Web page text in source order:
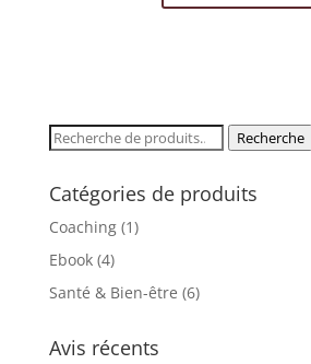
Recherche
Recherche
Catégories de produits
Coaching (1)
Ebook (4)
Santé & Bien-être (6)
Avis récents
Rejoignez le cercle et
VOTRE EMAIL
JE M'ÉVEILLE 🌟
Non merci, je préfère rester